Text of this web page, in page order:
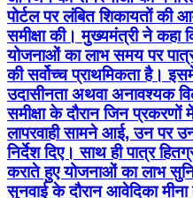
पोर्टल पर लंबित शिकायतों
समीक्षा की। मुख्यमंत्री ने
योजनाओं का लाभ समय पर
की सर्वोच्च प्राथमिकता है।
उदासीनता अथवा अनावश्यक
समीक्षा के दौरान जिन प्रकरणों
लापरवाही सामने आई, उन पर
निर्देश दिए। साथ ही पात्र
कराते हुए योजनाओं का लाभ
सुनवाई के दौरान आवेदिका मीना